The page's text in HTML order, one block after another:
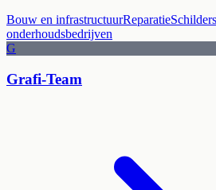
Bouw en infrastructuurReparatie
onderhoudsbedrijven
G
Grafi-Team